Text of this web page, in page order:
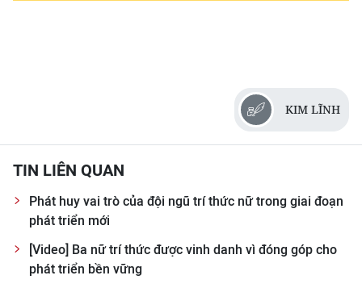
KIM LĨNH
TIN LIÊN QUAN
Phát huy vai trò của đội ngũ trí thức nữ trong giai đoạn
phát triển mới
[Video] Ba nữ trí thức được vinh danh vì đóng góp cho
phát triển bền vững